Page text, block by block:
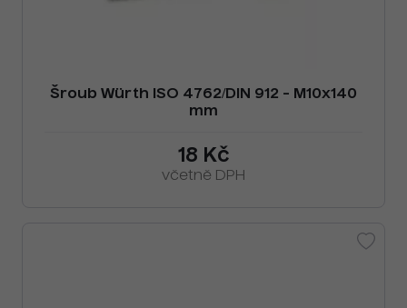
Šroub Würth ISO 4762/DIN 912 - M10x140
mm
18 Kč
včetně DPH